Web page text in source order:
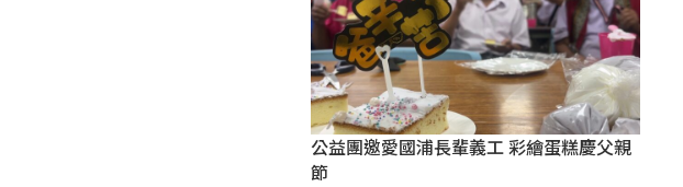
公益團邀愛國浦長輩義工 彩繪蛋糕慶父親
節